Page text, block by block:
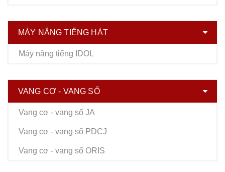
MÁY NÂNG TIẾNG HÁT
Máy nâng tiếng IDOL
VANG CƠ - VANG SỐ
Vang cơ - vang số JA
Vang cơ - vang số PDCJ
Vang cơ - vang số ORIS